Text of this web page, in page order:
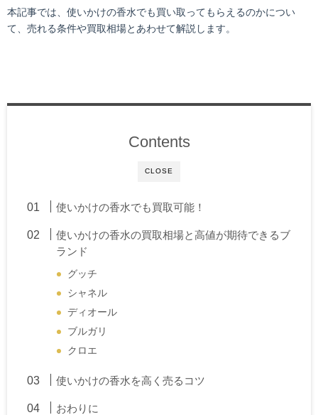
本記事では、使いかけの香水でも買い取ってもらえるのかについ
て、売れる条件や買取相場とあわせて解説します。
CLOSE
Contents
使いかけの香水でも買取可能！
使いかけの香水の買取相場と高値が期待できるブ
ランド
グッチ
シャネル
ディオール
ブルガリ
クロエ
使いかけの香水を高く売るコツ
おわりに